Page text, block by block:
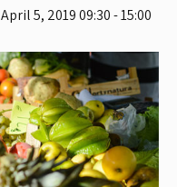
April 5, 2019 09:30-15:00